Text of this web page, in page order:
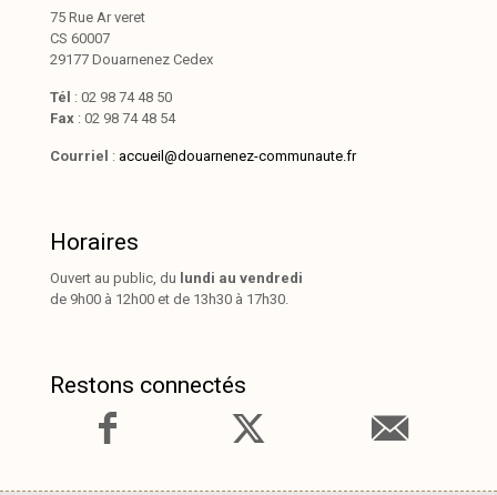
75 Rue Ar veret
CS 60007
29177 Douarnenez Cedex
Tél : 02 98 74 48 50
Fax : 02 98 74 48 54
Courriel : accueil@douarnenez-communaute.fr
Horaires
Ouvert au public, du lundi au vendredi
de 9h00 à 12h00 et de 13h30 à 17h30.
Restons connectés